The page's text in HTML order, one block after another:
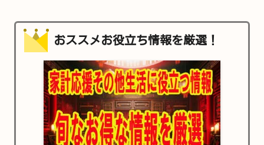
おススメお役立ち情報を厳選！